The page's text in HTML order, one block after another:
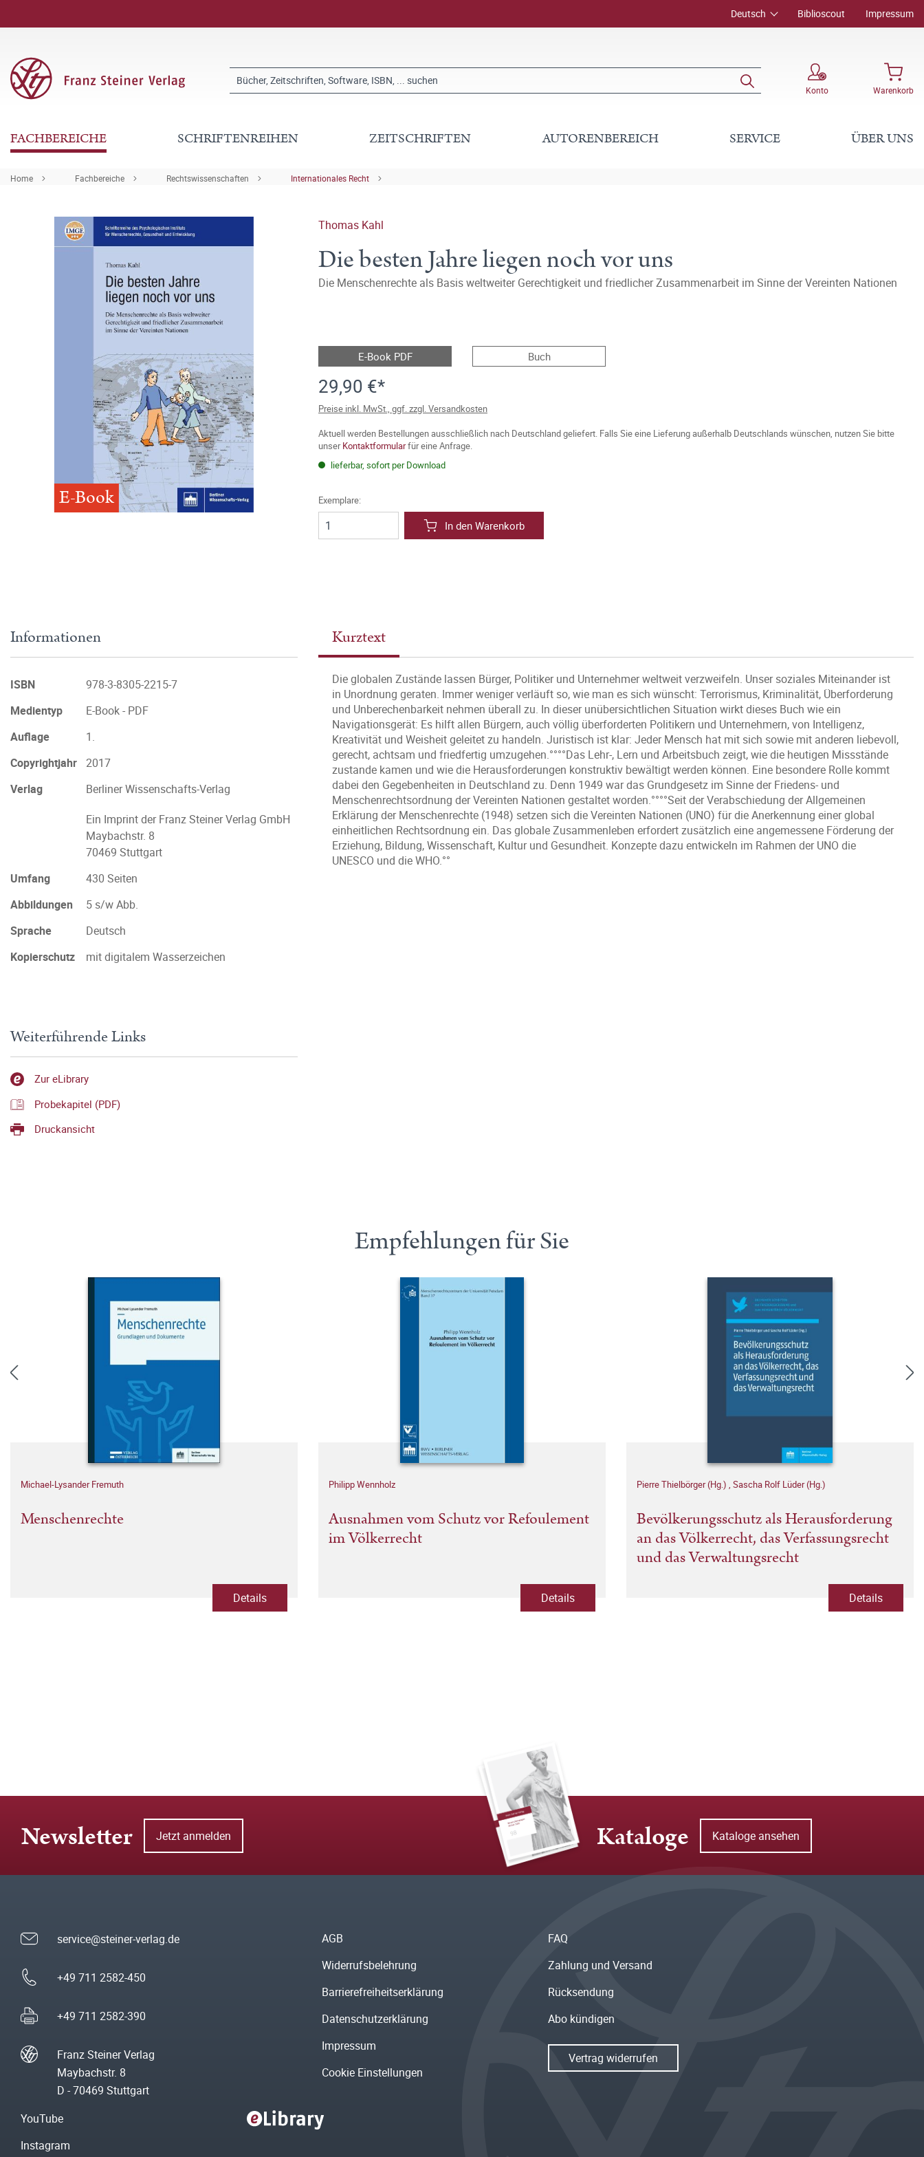
Deutsch Biblioscout Impressum
Konto Warenkorb
FACHBEREICHE SCHRIFTENREIHEN ZEITSCHRIFTEN AUTORENBEREICH SERVICE ÜBER UNS
Home Fachbereiche Rechtswissenschaften Internationales Recht
E-Book
Thomas Kahl
Die besten Jahre liegen noch vor uns
Die Menschenrechte als Basis weltweiter Gerechtigkeit und friedlicher Zusammenarbeit im Sinne der Vereinten Nationen
E-Book PDF Buch
29,90 €*
Preise inkl. MwSt., ggf. zzgl. Versandkosten
Aktuell werden Bestellungen ausschließlich nach Deutschland geliefert. Falls Sie eine Lieferung außerhalb Deutschlands wünschen, nutzen Sie bitte
unserKontaktformularfür eine Anfrage.
lieferbar, sofort per Download
Exemplare:
In den Warenkorb
Kurztext
Die globalen Zustände lassen Bürger, Politiker und Unternehmer weltweit verzweifeln. Unser soziales Miteinander ist
in Unordnung geraten. Immer weniger verläuft so, wie man es sich wünscht: Terrorismus, Kriminalität, Überforderung
und Unberechenbarkeit nehmen überall zu. In dieser unübersichtlichen Situation wirkt dieses Buch wie ein
Navigationsgerät: Es hilft allen Bürgern, auch völlig überforderten Politikern und Unternehmern, von Intelligenz,
Kreativität und Weisheit geleitet zu handeln. Juristisch ist klar: Jeder Mensch hat mit sich sowie mit anderen liebevoll,
gerecht, achtsam und friedfertig umzugehen.°°°°Das Lehr-, Lern und Arbeitsbuch zeigt, wie die heutigen Missstände
zustande kamen und wie die Herausforderungen konstruktiv bewältigt werden können. Eine besondere Rolle kommt
dabei den Gegebenheiten in Deutschland zu. Denn 1949 war das Grundgesetz im Sinne der Friedens- und
Menschenrechtsordnung der Vereinten Nationen gestaltet worden.°°°°Seit der Verabschiedung der Allgemeinen
Erklärung der Menschenrechte (1948) setzen sich die Vereinten Nationen (UNO) für die Anerkennung einer global
einheitlichen Rechtsordnung ein. Das globale Zusammenleben erfordert zusätzlich eine angemessene Förderung der
Erziehung, Bildung, Wissenschaft, Kultur und Gesundheit. Konzepte dazu entwickeln im Rahmen der UNO die
UNESCO und die WHO.°°
Informationen
ISBN
978-3-8305-2215-7
Medientyp
E-Book - PDF
Auflage
1.
Copyrightjahr 2017
Verlag
Berliner Wissenschafts-Verlag
Ein Imprint der Franz Steiner Verlag GmbH
Maybachstr. 8
70469 Stuttgart
Umfang
430 Seiten
Abbildungen
5 s/w Abb.
Sprache
Deutsch
Kopierschutz
mit digitalem Wasserzeichen
Weiterführende Links
Zur eLibrary
Probekapitel (PDF)
Druckansicht
Empfehlungen für Sie
Michael-Lysander Fremuth
Menschenrechte
Details
Philipp Wennholz
Ausnahmen vom Schutz vor Refoulement
im Völkerrecht
Details
Pierre Thielbörger (Hg.) , Sascha Rolf Lüder (Hg.)
Bevölkerungsschutz als Herausforderung
an das Völkerrecht, das Verfassungsrecht
und das Verwaltungsrecht
Details
Newsletter Jetzt anmelden Kataloge Kataloge ansehen
service@steiner-verlag.de
+49 711 2582-450
+49 711 2582-390
Franz Steiner Verlag
Maybachstr. 8
D - 70469 Stuttgart
AGB
Widerrufsbelehrung
Barrierefreiheitserklärung
Datenschutzerklärung
Impressum
Cookie Einstellungen
FAQ
Zahlung und Versand
Rücksendung
Abo kündigen
Vertrag widerrufen
YouTube
Instagram